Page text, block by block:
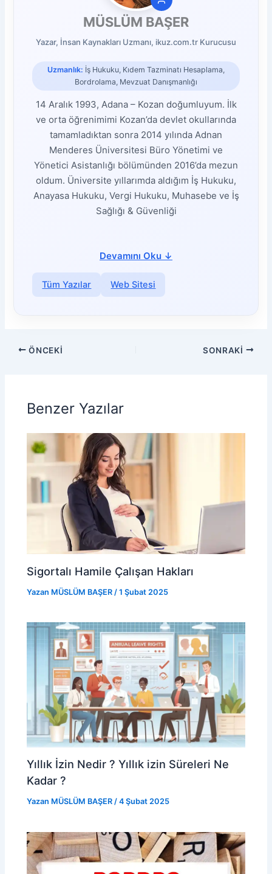
MÜSLÜM BAŞER
Yazar, İnsan Kaynakları Uzmanı, ikuz.com.tr Kurucusu
Uzmanlık: İş Hukuku, Kıdem Tazminatı Hesaplama,
Bordrolama, Mevzuat Danışmanlığı
14 Aralık 1993, Adana – Kozan doğumluyum. İlk
ve orta öğrenimimi Kozan’da devlet okullarında
tamamladıktan sonra 2014 yılında Adnan
Menderes Üniversitesi Büro Yönetimi ve
Yönetici Asistanlığı bölümünden 2016’da mezun
oldum. Üniversite yıllarımda aldığım İş Hukuku,
Anayasa Hukuku, Vergi Hukuku, Muhasebe ve İş
Sağlığı & Güvenliği
Devamını Oku ↓
Tüm Yazılar Web Sitesi
ÖNCEKI SONRAKI
Benzer Yazılar
Sigortalı Hamile Çalışan Hakları
Yazan MÜSLÜM BAŞER /1 Şubat 2025
Yıllık İzin Nedir ? Yıllık izin Süreleri Ne
Kadar ?
Yazan MÜSLÜM BAŞER/4 Şubat 2025